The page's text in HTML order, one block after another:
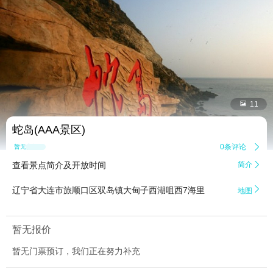
 11
蛇岛(AAA景区)
暂无点评 0条评论 
查看景点简介及开放时间 简介 
辽宁省大连市旅顺口区双岛镇大甸子西湖咀西7海里 地图 
暂无报价
暂无门票预订，我们正在努力补充
